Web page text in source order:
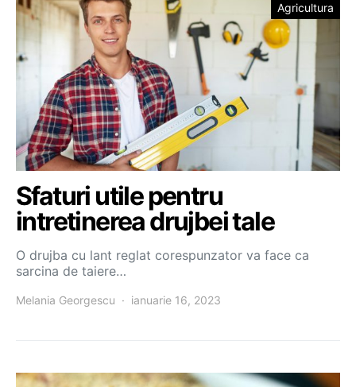
Agricultura
Sfaturi utile pentru
intretinerea drujbei tale
O drujba cu lant reglat corespunzator va face ca
sarcina de taiere…
Melania Georgescu ianuarie 16, 2023